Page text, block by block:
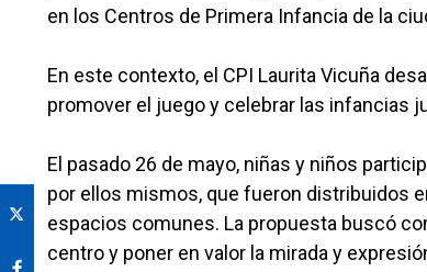
en los Centros de Primera Infancia de la
En este contexto, el CPI Laurita Vicuña
promover el juego y celebrar las infancias
El pasado 26 de mayo, niñas y niños
por ellos mismos, que fueron distribuidos
espacios comunes. La propuesta buscó
centro y poner en valor la mirada y